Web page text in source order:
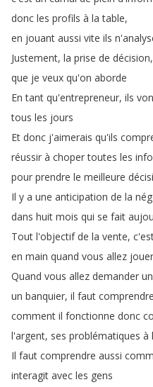
donc les profils à la table,
en jouant aussi vite ils
Justement, la prise de décision,
que je veux qu'on aborde
En tant qu'entrepreneur, ils
tous les jours
Et donc j'aimerais qu'ils
réussir à choper toutes les
pour prendre le meilleure
Il y a une anticipation de la
dans huit mois qui se fait
Tout l'objectif de la vente,
en main quand vous allez jouer
Quand vous allez demander un
un banquier, il faut comprendre
comment il fonctionne donc
l'argent, ses problématiques à
Il faut comprendre aussi
interagit avec les gens